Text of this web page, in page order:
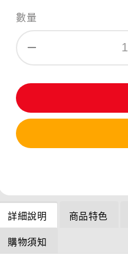
數量
詳細說明 商品特色
購物須知